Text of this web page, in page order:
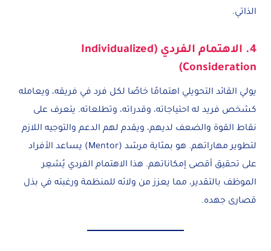
الذاتي.
4. الاهتمام الفردي (Individualized
Consideration)
يولي القائد التحويلي اهتمامًا خاصًا لكل فرد في فريقه، ويعامله
كشخص فريد له احتياجاته، وقدراته، وتطلعاته. يتعرف على
نقاط القوة والضعف لديهم، ويقدم لهم الدعم والتوجيه اللازم
لتطوير مهاراتهم. هو بمثابة مرشد (Mentor) يساعد الأفراد
على تحقيق أقصى إمكاناتهم. هذا الاهتمام الفردي يُشعِر
الموظف بالتقدير، مما يعزز من ولائه للمنظمة ورغبته في بذل
قصارى جهده.